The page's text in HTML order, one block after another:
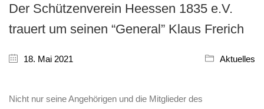
Der Schützenverein Heessen 1835 e.V.
trauert um seinen “General” Klaus Frerich
18. Mai 2021 Aktuelles
Nicht nur seine Angehörigen und die Mitglieder des